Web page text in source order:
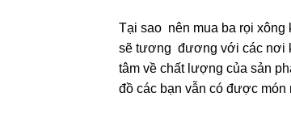
Tại sao nên mua ba rọi
sẽ tương đương với các nơi
tâm về chất lượng của sản
đồ các bạn vẫn có được